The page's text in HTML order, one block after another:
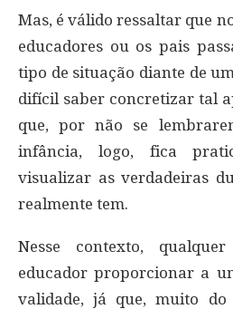
Mas, é válido ressaltar que
educadores ou os pais
tipo de situação diante de
difícil saber concretizar tal
que, por não se
infância, logo, fica
visualizar as verdadeiras
realmente tem.
Nesse contexto,
educador proporcionar a
validade, já que, muito do